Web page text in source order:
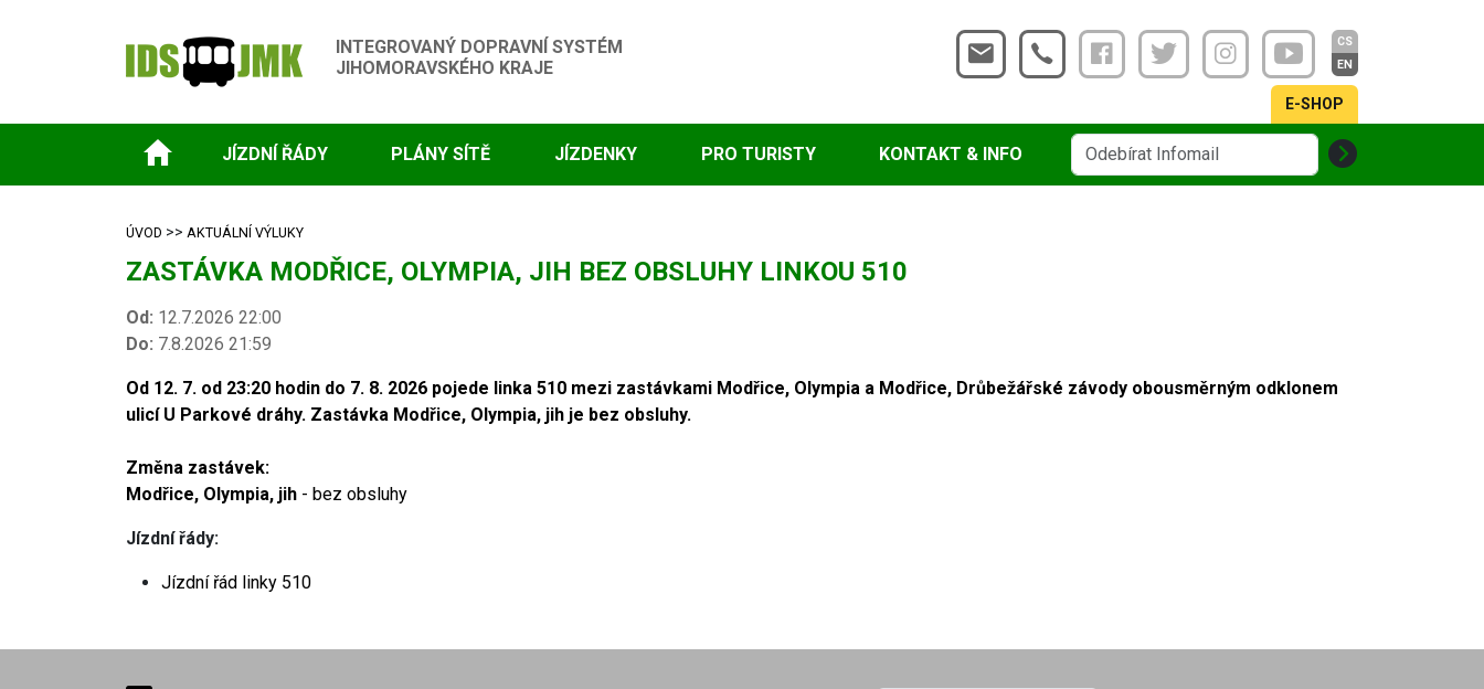
INTEGROVANÝ DOPRAVNÍ SYSTÉM
JIHOMORAVSKÉHO KRAJE
CS
EN
E-SHOP
JÍZDNÍ ŘÁDY PLÁNY SÍTĚ JÍZDENKY PRO TURISTY KONTAKT & INFO
ÚVOD >> AKTUÁLNÍ VÝLUKY
ZASTÁVKA MODŘICE, OLYMPIA, JIH BEZ OBSLUHY LINKOU 510
Od: 12.7.2026 22:00
Do: 7.8.2026 21:59
Od 12. 7. od 23:20 hodin do 7. 8. 2026 pojede linka 510 mezi zastávkami Modřice, Olympia a Modřice, Drůbežářské závody obousměrným odklonem
ulicí U Parkové dráhy. Zastávka Modřice, Olympia, jih je bez obsluhy.
Změna zastávek:
Modřice, Olympia, jih - bez obsluhy
Jízdní řády:
Jízdní řád linky 510